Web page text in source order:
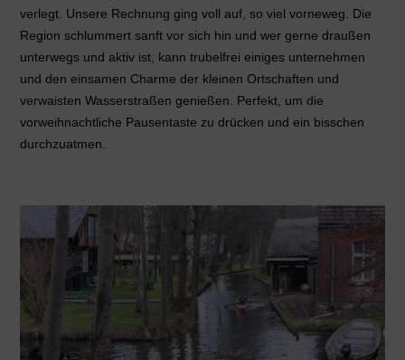
verlegt. Unsere Rechnung ging voll auf, so viel vorneweg. Die
Region schlummert sanft vor sich hin und wer gerne draußen
unterwegs und aktiv ist, kann trubelfrei einiges unternehmen
und den einsamen Charme der kleinen Ortschaften und
verwaisten Wasserstraßen genießen. Perfekt, um die
vorweihnachtliche Pausentaste zu drücken und ein bisschen
durchzuatmen.